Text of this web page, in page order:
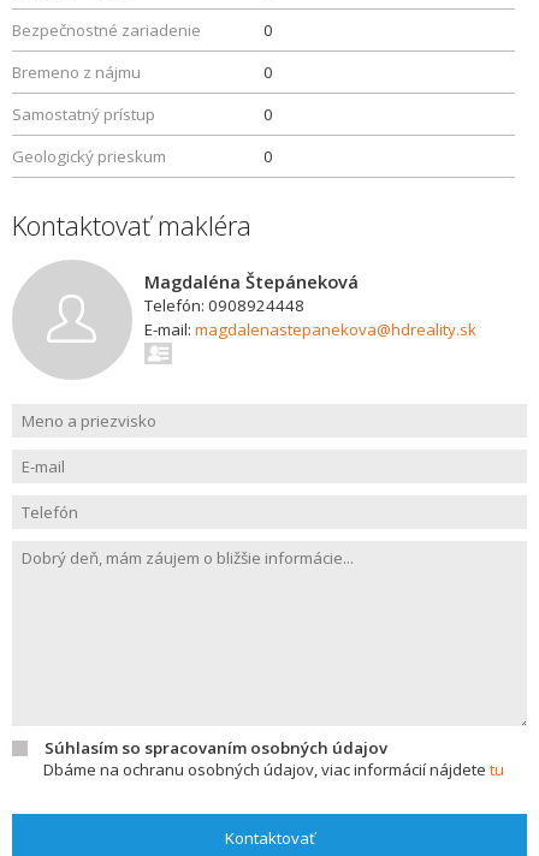
Bezpečnostné zariadenie
0
Bremeno z nájmu
0
Samostatný prístup
0
Geologický prieskum
0
Kontaktovať makléra
Magdaléna Štepáneková
Telefón: 0908924448
E-mail: magdalenastepanekova@hdreality.sk
Súhlasím so spracovaním osobných údajov
Dbáme na ochranu osobných údajov, viac informácií nájdete tu
Kontaktovať